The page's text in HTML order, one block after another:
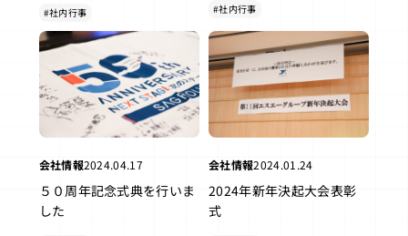
#社内行事 #社内行事
会社情報2024.04.17
５０周年記念式典を行いま
した
会社情報2024.01.24
2024年新年決起大会表彰
式